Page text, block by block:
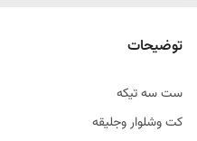
توضیحات
ست سه تیکه
کت وشلوار وجلیقه